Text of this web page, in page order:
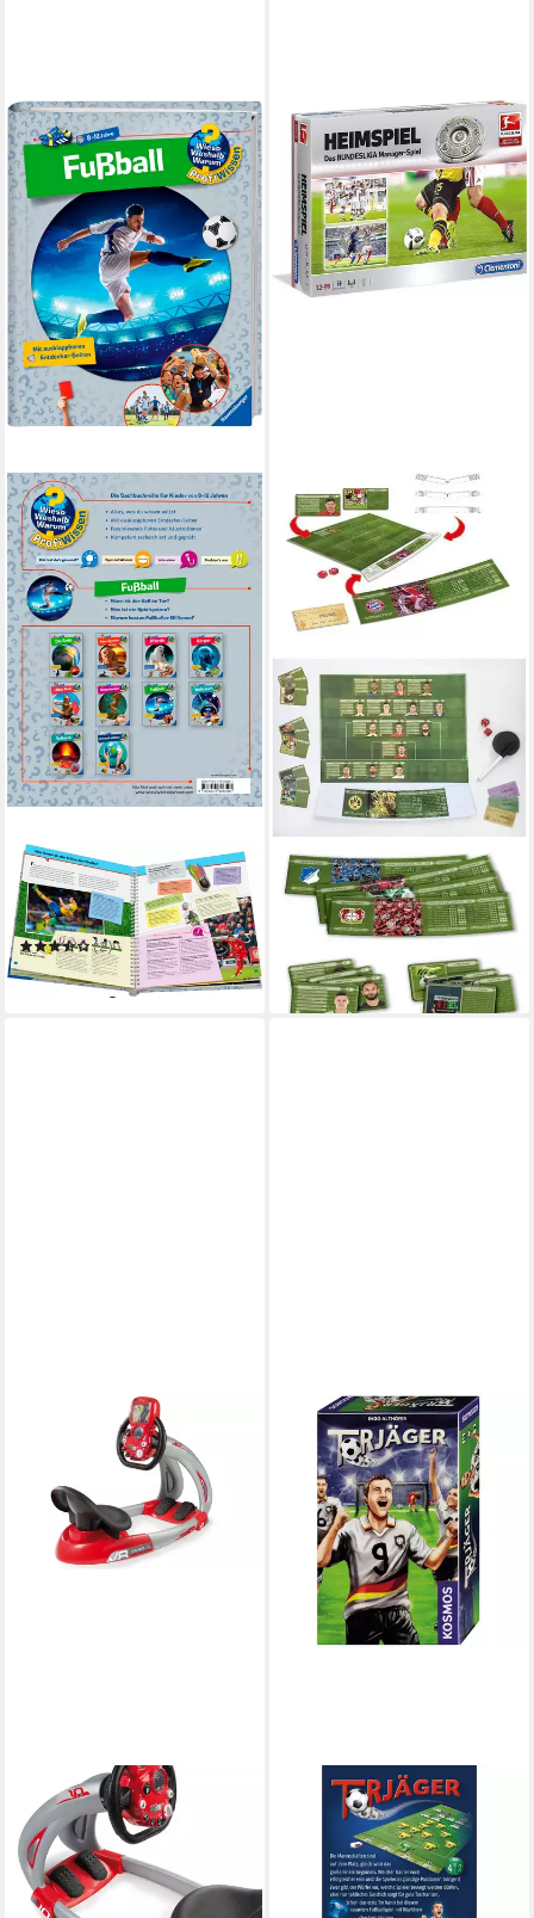
RAVENSBURGER
Wieso? Weshalb? Warum?,
ProfiWissen, Band 15 Fußball
/
(2)
14,99 €
in 1-2 Werktagen bei dir
CLEMENTONI®
Spiel Heimspiel Bundesliga
Manager Spiel
28,99 €
in 2-3 Werktagen bei dir